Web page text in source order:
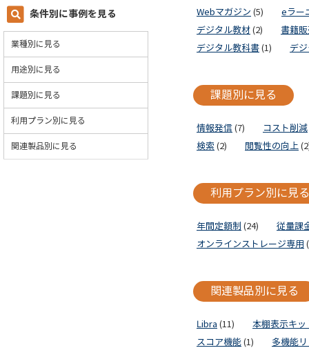
Webマガジン (5)
eラー
デジタル教材 (2)
書籍
デジタル教科書 (1) デ
課題別に見る
情報発信 (7) コスト削減
検索 (2) 閲覧性の向上
利用プラン別に見る
年間定額制 (24)
従量課
オンラインストレージ専用
関連製品別に見る
Libra (11)
本棚表示キッ
スコア機能 (1) 多機能
条件別に事例を見る
業種別に見る
用途別に見る
課題別に見る
利用プラン別に見る
関連製品別に見る